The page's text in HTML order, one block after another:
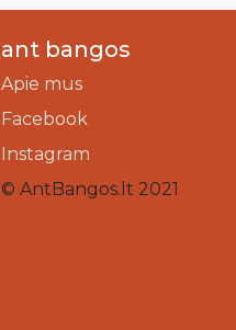
ant bangos
Apie mus
Facebook
Instagram
© AntBangos.lt 2021